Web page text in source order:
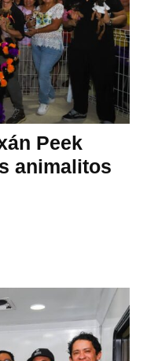
Peek
animalitos